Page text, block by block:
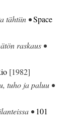
tähtiin •Space
raskaus •
[1982]
tuho ja paluu •
• 101